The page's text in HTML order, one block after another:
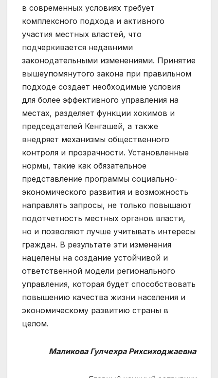
в современных условиях требует
комплексного подхода и активного
участия местных властей, что
подчеркивается недавними
законодательными изменениями. Принятие
вышеупомянутого закона при правильном
подходе создает необходимые условия
для более эффективного управления на
местах, разделяет функции хокимов и
председателей Кенгашей, а также
внедряет механизмы общественного
контроля и прозрачности. Установленные
нормы, такие как обязательное
представление программы социально-
экономического развития и возможность
направлять запросы, не только повышают
подотчетность местных органов власти,
но и позволяют лучше учитывать интересы
граждан. В результате эти изменения
нацелены на создание устойчивой и
ответственной модели регионального
управления, которая будет способствовать
повышению качества жизни населения и
экономическому развитию страны в
целом.
Маликова Гулчехра Рихсиходжаевна